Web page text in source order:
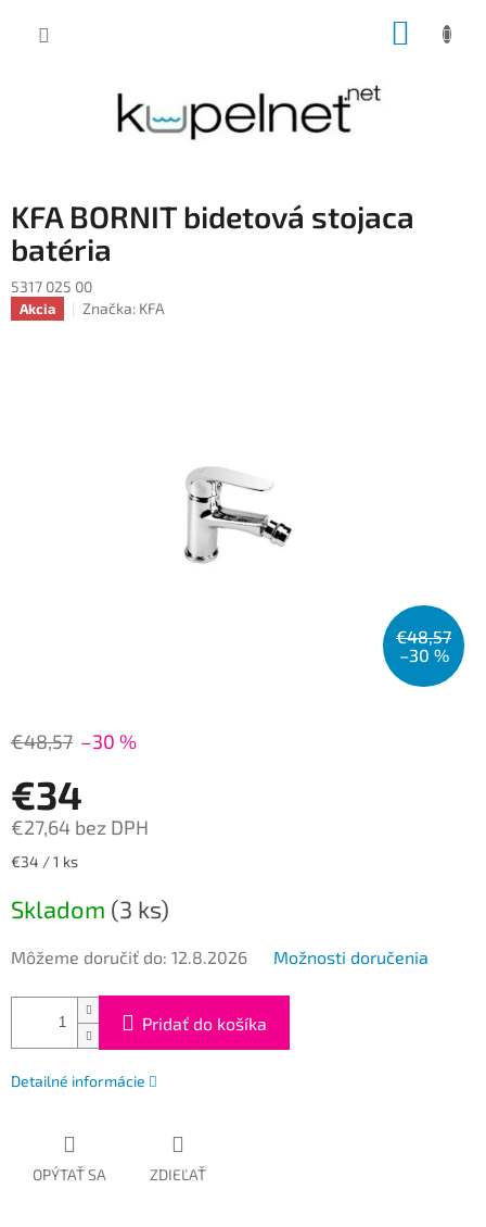
KFA BORNIT bidetová stojaca
batéria
5317 025 00
Akcia Značka: KFA
€48,57
–30 %
€48,57 –30 %
€34
€27,64 bez DPH
Jednotková
€34 / 1 ks
Skladom (3 ks)
Môžeme doručiť do: 12.8.2026 Možnosti doručenia
Pridať do košíka
Detailné informácie
OPÝTAŤ SA ZDIEĽAŤ